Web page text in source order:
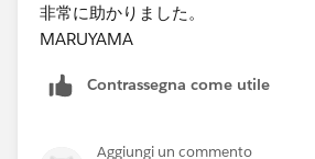
非常に助かりました。
MARUYAMA
Contrassegna come utile
Aggiungi un commento